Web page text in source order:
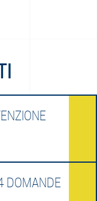
DOMANDE